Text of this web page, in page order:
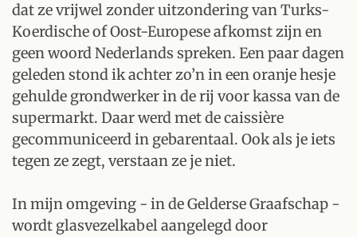
dat ze vrijwel zonder uitzondering van Turks-
Koerdische of Oost-Europese afkomst zijn en
geen woord Nederlands spreken. Een paar dagen
geleden stond ik achter zo’n in een oranje hesje
gehulde grondwerker in de rij voor kassa van de
supermarkt. Daar werd met de caissière
gecommuniceerd in gebarentaal. Ook als je iets
tegen ze zegt, verstaan ze je niet.
In mijn omgeving - in de Gelderse Graafschap -
wordt glasvezelkabel aangelegd door